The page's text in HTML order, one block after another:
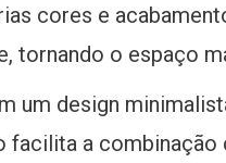
cores e
tornando o espaço
um design
facilita a